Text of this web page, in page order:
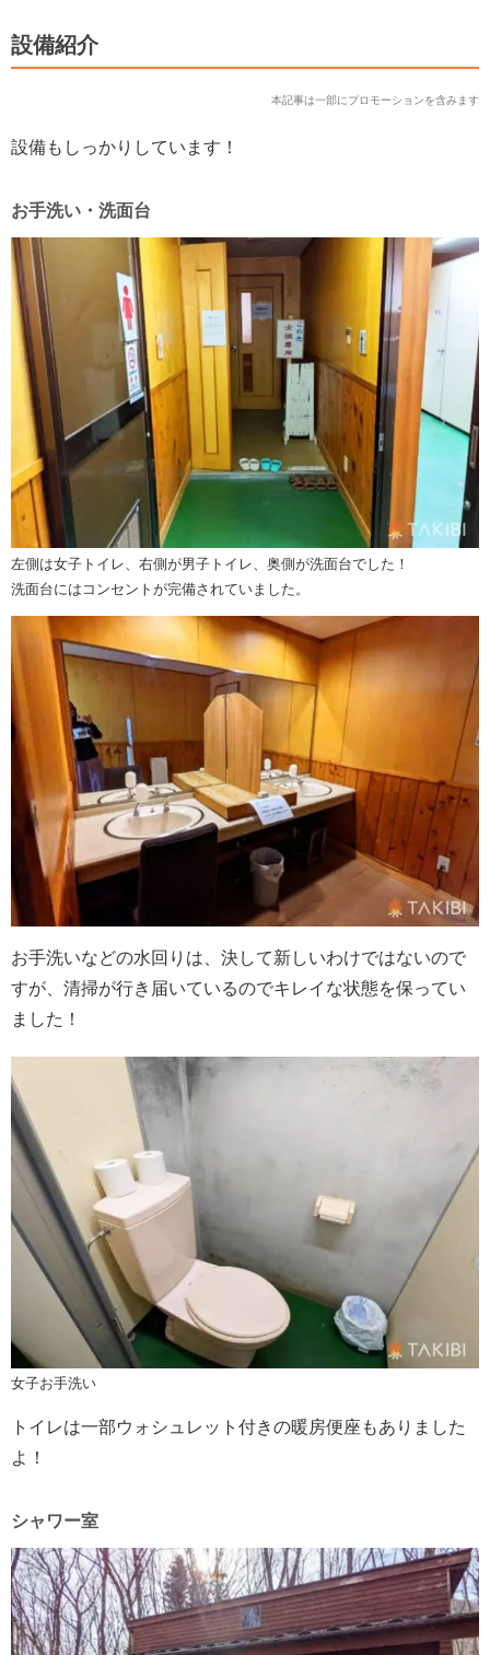
設備紹介
本記事は一部にプロモーションを含みます
設備もしっかりしています！
お手洗い・洗面台
左側は女子トイレ、右側が男子トイレ、奥側が洗面台でした！
洗面台にはコンセントが完備されていました。
お手洗いなどの水回りは、決して新しいわけではないので
すが、清掃が行き届いているのでキレイな状態を保ってい
ました！
女子お手洗い
トイレは一部ウォシュレット付きの暖房便座もありました
よ！
シャワー室